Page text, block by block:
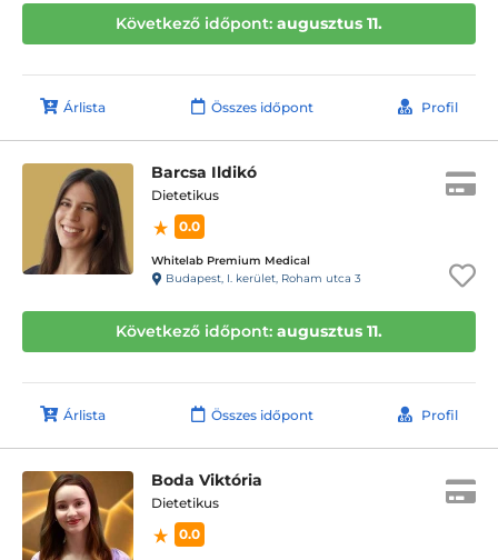
Következő időpont: augusztus 11.
Árlista Összes időpont Profil
Barcsa Ildikó
Dietetikus
0.0
Whitelab Premium Medical
Budapest, I. kerület, Roham utca 3
Következő időpont: augusztus 11.
Árlista Összes időpont Profil
Boda Viktória
Dietetikus
0.0